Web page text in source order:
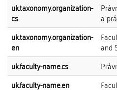
uk.taxonomy.organization-
cs
a
uk.taxonomy.organization-
en
and
uk.faculty-name.cs
uk.faculty-name.en